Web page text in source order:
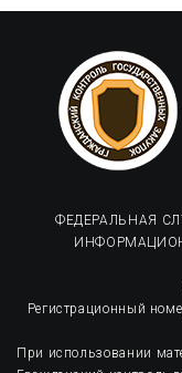
ФЕДЕРАЛЬНАЯ
Регистрационный
При использовании